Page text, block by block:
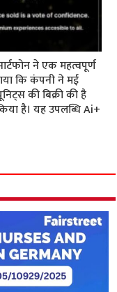
ने एक महत्वपूर्ण
कि कंपनी ने मई
की बिक्री की है
है। यह उपलब्धि Ai+